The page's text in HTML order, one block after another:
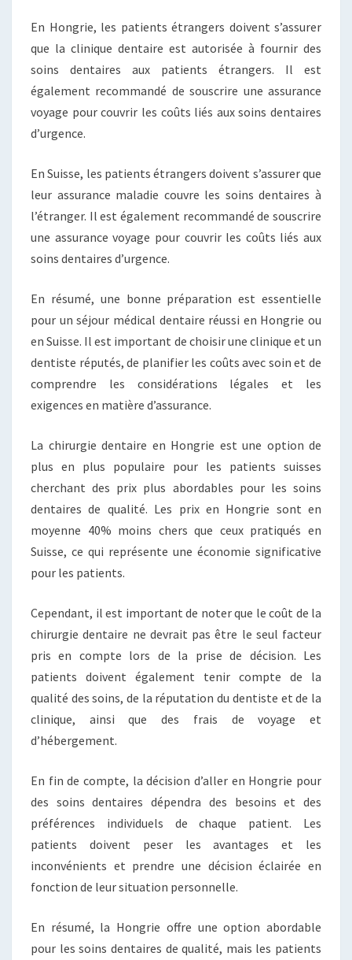
En Hongrie, les patients étrangers doivent s’assurer
que la clinique dentaire est autorisée à fournir des
soins dentaires aux patients étrangers. Il est
également recommandé de souscrire une assurance
voyage pour couvrir les coûts liés aux soins dentaires
d’urgence.
En Suisse, les patients étrangers doivent s’assurer que
leur assurance maladie couvre les soins dentaires à
l’étranger. Il est également recommandé de souscrire
une assurance voyage pour couvrir les coûts liés aux
soins dentaires d’urgence.
En résumé, une bonne préparation est essentielle
pour un séjour médical dentaire réussi en Hongrie ou
en Suisse. Il est important de choisir une clinique et un
dentiste réputés, de planifier les coûts avec soin et de
comprendre les considérations légales et les
exigences en matière d’assurance.
La chirurgie dentaire en Hongrie est une option de
plus en plus populaire pour les patients suisses
cherchant des prix plus abordables pour les soins
dentaires de qualité. Les prix en Hongrie sont en
moyenne 40% moins chers que ceux pratiqués en
Suisse, ce qui représente une économie significative
pour les patients.
Cependant, il est important de noter que le coût de la
chirurgie dentaire ne devrait pas être le seul facteur
pris en compte lors de la prise de décision. Les
patients doivent également tenir compte de la
qualité des soins, de la réputation du dentiste et de la
clinique, ainsi que des frais de voyage et
d’hébergement.
En fin de compte, la décision d’aller en Hongrie pour
des soins dentaires dépendra des besoins et des
préférences individuels de chaque patient. Les
patients doivent peser les avantages et les
inconvénients et prendre une décision éclairée en
fonction de leur situation personnelle.
En résumé, la Hongrie offre une option abordable
pour les soins dentaires de qualité, mais les patients